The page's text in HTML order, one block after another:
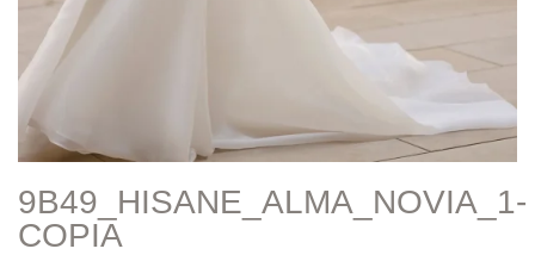
9B49_HISANE_ALMA_NOVIA_1-
COPIA